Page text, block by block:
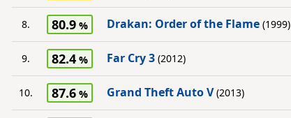
8. 80.9 Drakan: Order of the Flame (1999)
9. 82.4 Far Cry 3 (2012)
10. 87.6 Grand Theft Auto V(2013)